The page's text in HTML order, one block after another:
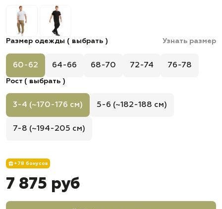
Размер одежды ( выбрать ) Узнать размер
60-62 64-66 68-70 72-74 76-78
Рост ( выбрать )
3-4 (~170-176 см) 5-6 (~182-188 см)
7-8 (~194-205 см)
+78 бонусов
7 875 руб